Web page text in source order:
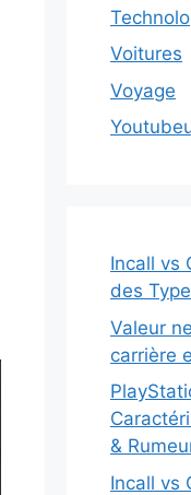
Voitures
Voyage
Incall vs
des
Valeur
carrière
&
Incall vs